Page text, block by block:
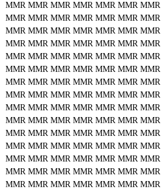
MMR MMR MMR MMR MMR MMR MMR
MMR MMR MMR MMR MMR MMR MMR
MMR MMR MMR MMR MMR MMR MMR
MMR MMR MMR MMR MMR MMR MMR
MMR MMR MMR MMR MMR MMR MMR
MMR MMR MMR MMR MMR MMR MMR
MMR MMR MMR MMR MMR MMR MMR
MMR MMR MMR MMR MMR MMR MMR
MMR MMR MMR MMR MMR MMR MMR
MMR MMR MMR MMR MMR MMR MMR
MMR MMR MMR MMR MMR MMR MMR
MMR MMR MMR MMR MMR MMR MMR
MMR MMR MMR MMR MMR MMR MMR
MMR MMR MMR MMR MMR MMR MMR
MMR MMR MMR MMR MMR MMR MMR